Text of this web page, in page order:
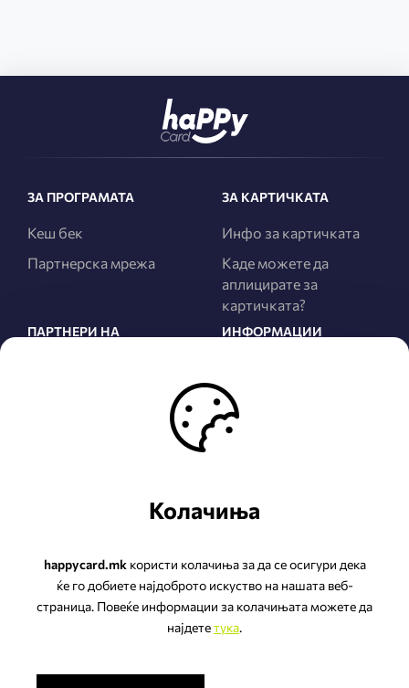
Колачиња
happycard.mkкористи колачиња за да се осигури дека
ќе го добиете најдоброто искуство на нашата веб-
страница. Повеќе информации за колачињата можете да
најдететука.
ЗА ПРОГРАМАТА
Кеш бек
Партнерска мрежа
ЗА КАРТИЧКАТА
Инфо за картичката
Каде можете да
аплицирате за
картичката?
ПАРТНЕРИ НА
ИНФОРМАЦИИ
Правила и услови
Политика за
НЕП ЛОЈАЛИТИ ДООЕЛ Скопје
ул.Беласица бр.2 ТЦ Еаст Гате Малл-К2 лок.К2.1,